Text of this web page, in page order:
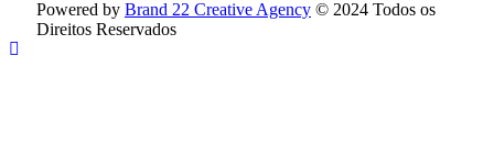
Powered by Brand 22 Creative Agency © 2024 Todos os
Direitos Reservados